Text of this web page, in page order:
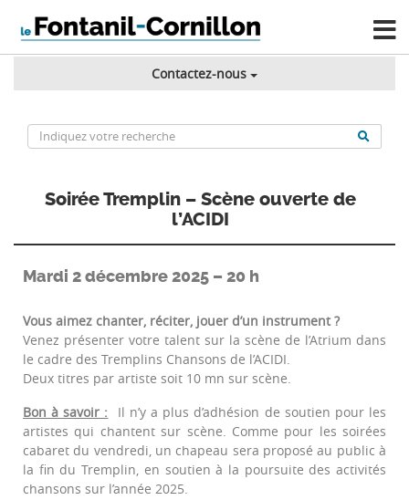
Contactez-nous
Soirée Tremplin – Scène ouverte de
l’ACIDI
Mardi 2 décembre 2025 – 20 h
Vous aimez chanter, réciter, jouer d’un instrument ?
Venez présenter votre talent sur la scène de l’Atrium dans
le cadre des Tremplins Chansons de l’ACIDI.
Deux titres par artiste soit 10 mn sur scène.
Bon à savoir : Il n’y a plus d’adhésion de soutien pour les
artistes qui chantent sur scène. Comme pour les soirées
cabaret du vendredi, un chapeau sera proposé au public à
la fin du Tremplin, en soutien à la poursuite des activités
chansons sur l’année 2025.